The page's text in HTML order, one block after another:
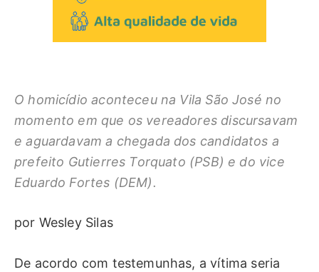
O homicídio aconteceu na Vila São José no
momento em que os vereadores discursavam
e aguardavam a chegada dos candidatos a
prefeito Gutierres Torquato (PSB) e do vice
Eduardo Fortes (DEM).
por Wesley Silas
De acordo com testemunhas, a vítima seria